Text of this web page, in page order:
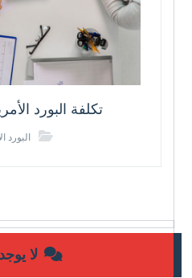
تكلفة البورد
البورد
لا